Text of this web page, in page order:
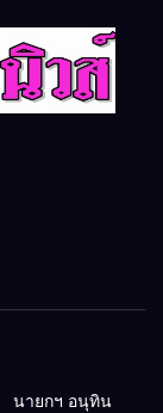
นายกฯ อนุทิน